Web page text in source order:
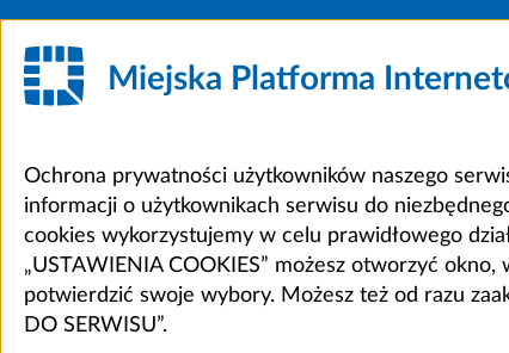
Miejska Platforma
Ochrona prywatności użytkowników naszego
informacji o użytkownikach serwisu do
cookies wykorzystujemy w celu prawidłowego
„USTAWIENIA COOKIES” możesz otworzyć
potwierdzić swoje wybory. Możesz też od razu
DO SERWISU”.